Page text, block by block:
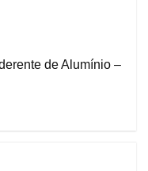
de Alumínio –